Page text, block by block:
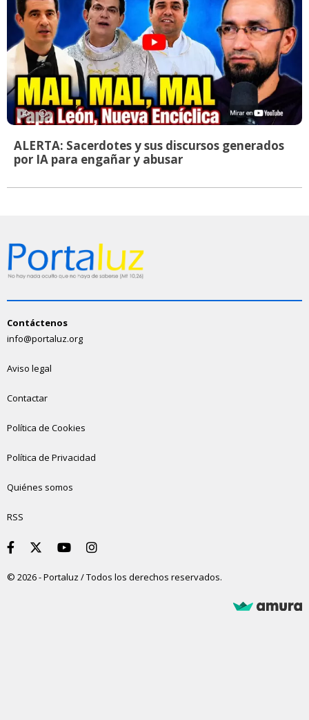
ALERTA: Sacerdotes y sus discursos generados
por IA para engañar y abusar
Contáctenos
info@portaluz.org
Aviso legal
Contactar
Política de Cookies
Política de Privacidad
Quiénes somos
RSS
© 2026 - Portaluz / Todos los derechos reservados.